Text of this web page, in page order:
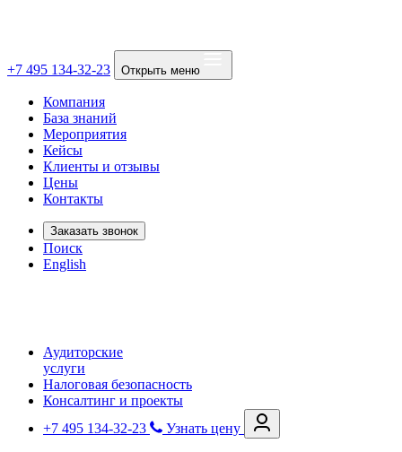
+7 495 134-32-23 Открыть меню
Компания
База знаний
Мероприятия
Кейсы
Клиенты и отзывы
Цены
Контакты
Заказать звонок
Поиск
English
Аудиторские
услуги
Налоговая безопасность
Консалтинг и проекты
+7 495 134-32-23
Узнать цену